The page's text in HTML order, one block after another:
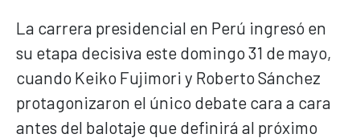
La carrera presidencial en Perú ingresó en
su etapa decisiva este domingo 31 de mayo,
cuando Keiko Fujimori y Roberto Sánchez
protagonizaron el único debate cara a cara
antes del balotaje que definirá al próximo